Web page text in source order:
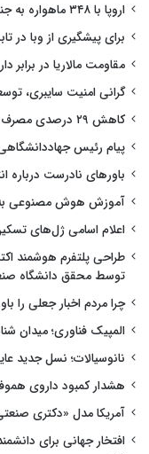
اروپا با ۳۴۸ ماهواره به جنگ انحصار استارلینک می‌رود
برای پیشگیری از وبا در
مقاومت مالاریا در برابر
گرانی امنیت سایبری،
کاهش ۲۹ درصدی مصرف انرژی ساختمان‌ها با یک طراحی هوشمند
پیام رئیس
باورهای نادرست درباره
آموزش هوش مصنوعی به
اعلام اسامی ژل‌های
طراحی پلتفرم هوشمند
توسط محقق دانشگاه
چرا مردم اخبار جعلی را
المپیک فناوری؛ میدان
نانوسیالات؛ نسل جدید
هشدار کمبود داروی
آمریکا مدل «دکتری
افتخار جهانی برای